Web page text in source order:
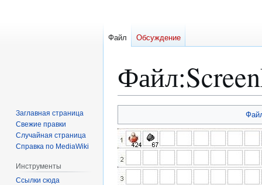
Файл:
к
навигации
к
поиску
Файл Обсуждение
Заглавная страница
Свежие правки
Случайная страница
Справка по MediaWiki
Инструменты
Ссылки сюда